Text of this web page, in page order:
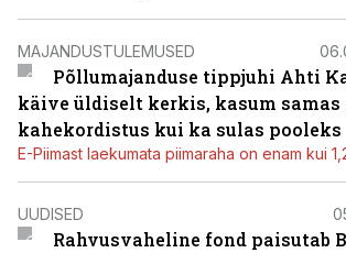
MAJANDUSTULEMUSED
Põllumajanduse tippjuhi Ahti
käive üldiselt kerkis, kasum
kahekordistus kui ka sulas pooleks
E-Piimast laekumata piimaraha on enam kui
UUDISED
Rahvusvaheline fond paisutab